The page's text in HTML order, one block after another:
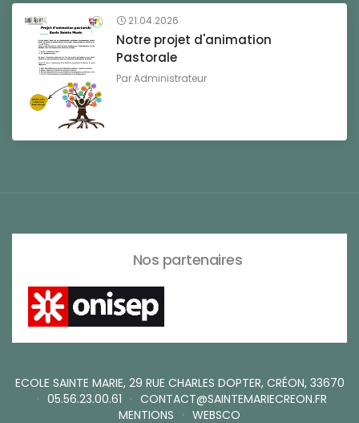
21.04.2026
Notre projet d'animation
Pastorale
ParAdministrateur
Nos partenaires
ECOLE SAINTE MARIE, 29 RUE CHARLES DOPTER, CRÉON, 33670
• 05.56.23.00.61 • CONTACT@SAINTEMARIECREON.FR
MENTIONS • WEBSCO